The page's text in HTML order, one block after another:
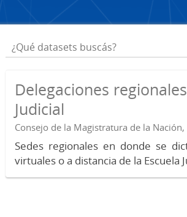
Delegaciones
Judicial
Consejo de la Magistratura de la Nación,
Sedes regionales en donde se
virtuales o a distancia de la Escuela